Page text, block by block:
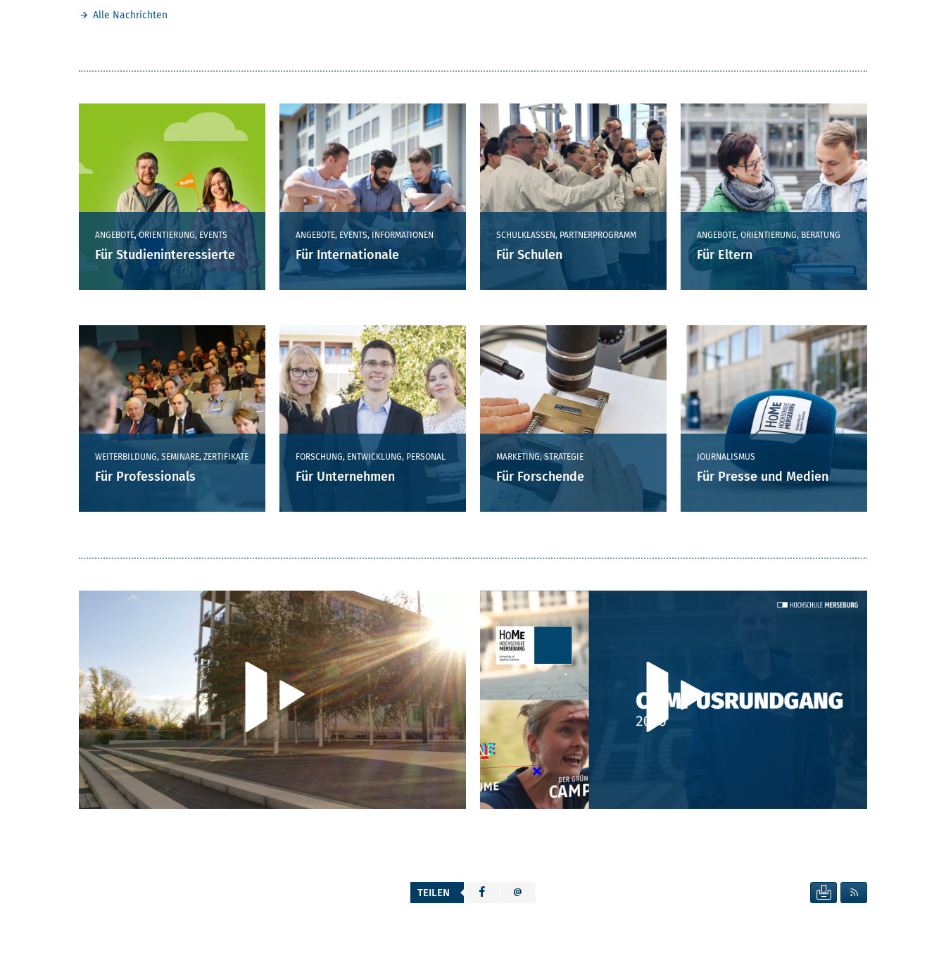
Alle Nachrichten
ZIELGRUPPEN DER SEITE
ANGEBOTE, ORIENTIERUNG, EVENTS
Für Studieninteressierte
ANGEBOTE, EVENTS, INFORMATIONEN
Für Internationale
SCHULKLASSEN, PARTNERPROGRAMM
Für Schulen
ANGEBOTE, ORIENTIERUNG, BERATUNG
Für Eltern
ZIELGRUPPEN DER SEITE 2
WEITERBILDUNG, SEMINARE, ZERTIFIKATE
Für Professionals
FORSCHUNG, ENTWICKLUNG, PERSONAL
Für Unternehmen
MARKETING, STRATEGIE
Für Forschende
JOURNALISMUS
Für Presse und Medien
TEILEN SEITE DRUCKEN